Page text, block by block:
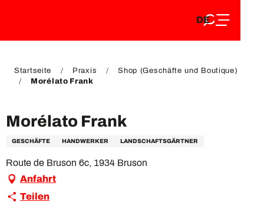
EN
DE
FR
Startseite Praxis
Shop (Geschäfte und Boutique)
Morélato Frank
Morélato Frank
GESCHÄFTE HANDWERKER LANDSCHAFTSGÄRTNER
Route de Bruson 6c, 1934 Bruson
Anfahrt
Teilen